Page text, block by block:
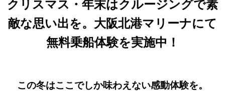
クリスマス・年末はクルージングで素
敵な思い出を。大阪北港マリーナにて
無料乗船体験を実施中！
この冬はここでしか味わえない感動体験を。